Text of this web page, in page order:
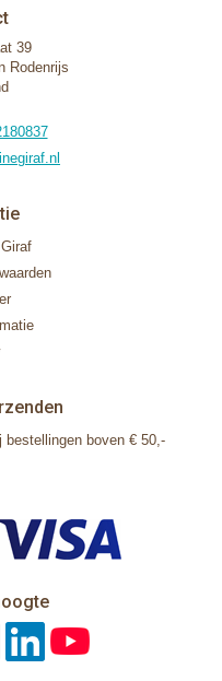
39
Rodenrijs
bestellingen boven € 50,-